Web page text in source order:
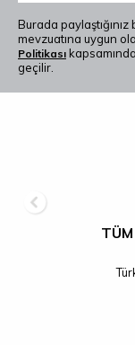
Burada paylaştığınız
mevzuatına uygun
Politikası
geçilir.